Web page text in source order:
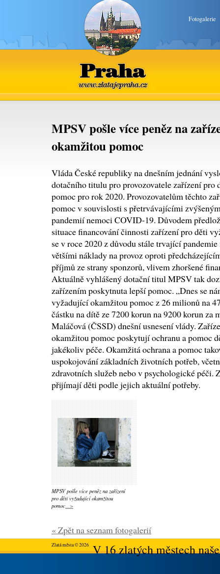
Fotogalerie
Praha
www.zlatajepraha.cz
MPSV pošle více peněz na
okamžitou pomoc
Vláda České republiky na dnešním jednání
dotačního titulu pro provozovatele zařízení
pomoc pro rok 2020. Provozovatelům těchto
pomoc v souvislosti s přetrvávajícími
pandemií nemoci COVID-19. Důvodem
situace financování činnosti zařízení pro děti
se v roce 2020 z důvodu stále trvající
většími náklady na provoz oproti
příjmů ze strany sponzorů, vlivem zhoršené
Aktuálně vyhlášený dotační titul MPSV tak
zařízením poskytnuta lepší pomoc. „Dnes se
vyžadující okamžitou pomoc z 26 milionů na
částku na dítě ze 7200 korun na 9200 korun za
Maláčová (ČSSD) dnešní usnesení vlády.
okamžitou pomoc poskytují ochranu a pomoc
jakékoliv péče. Okamžitá ochrana a pomoc
uspokojování základních životních potřeb,
zdravotních služeb nebo v psychologické péči.
přijímají děti podle jejich aktuální potřeby.
MPSV pošle více peněz na zařízení
pro děti vyžadující okamžitou
pomoc...>
« Zpět na seznam fotogalerií
Zlatá města © 2026V 16 zlatých městech